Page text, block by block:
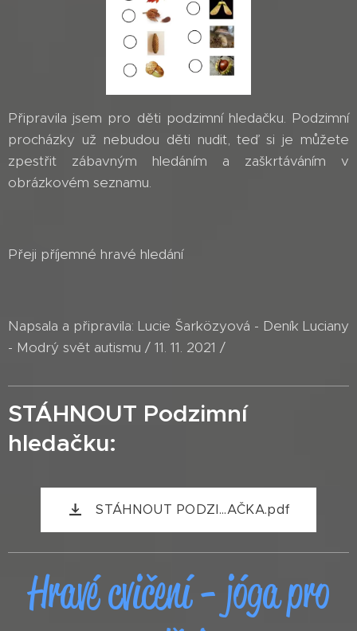
Připravila jsem pro děti podzimní hledačku. Podzimní
procházky už nebudou děti nudit, teď si je můžete
zpestřit zábavným hledáním a zaškrtáváním v
obrázkovém seznamu.
Přeji příjemné hravé hledání
Napsala a připravila: Lucie Šarközyová - Deník Luciany
- Modrý svět autismu / 11. 11. 2021 /
STÁHNOUT Podzimní
hledačku:
STÁHNOUT PODZI...AČKA.pdf
Hravé cvičení - jóga pro